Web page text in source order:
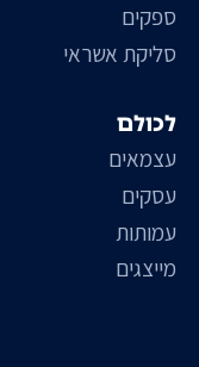
ספקים
סליקת אשראי
לכולם
עצמאים
עסקים
עמותות
מייצגים